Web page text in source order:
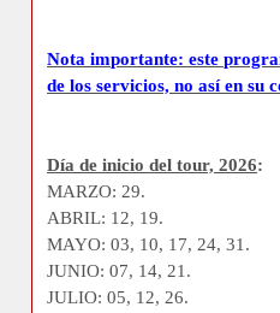
Nota importante: este
de los servicios, no así en su
Día de inicio del tour, 2026:
MARZO: 29.
ABRIL: 12, 19.
MAYO: 03, 10, 17, 24, 31.
JUNIO: 07, 14, 21.
JULIO: 05, 12, 26.